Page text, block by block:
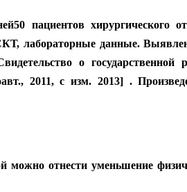
пациентов
данные.
о государственной
2011, с изм. 2013] .
можно отнести уменьшение